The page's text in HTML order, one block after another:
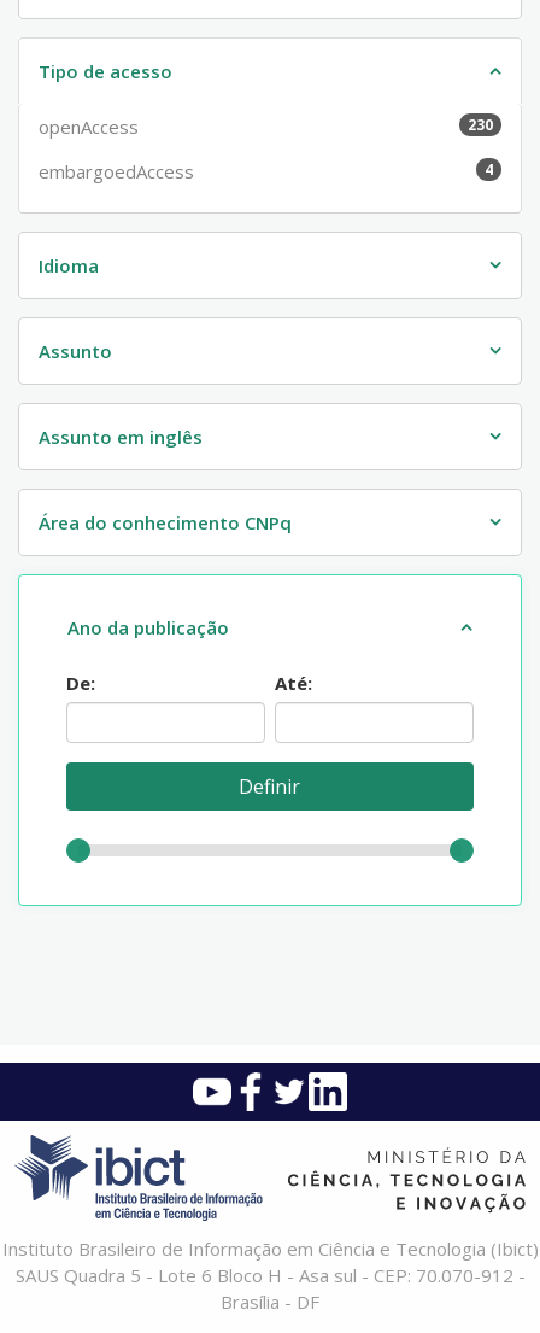
Tipo de acesso
openAccess 230
embargoedAccess 4
Idioma
Assunto
Assunto em inglês
Área do conhecimento CNPq
Ano da publicação
De: Até:
Instituto Brasileiro de Informação em Ciência e Tecnologia (Ibict)
SAUS Quadra 5 - Lote 6 Bloco H - Asa sul - CEP: 70.070-912 -
Brasília - DF